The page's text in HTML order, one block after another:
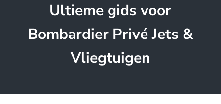
Ultieme gids voor
Bombardier Privé Jets &
Vliegtuigen